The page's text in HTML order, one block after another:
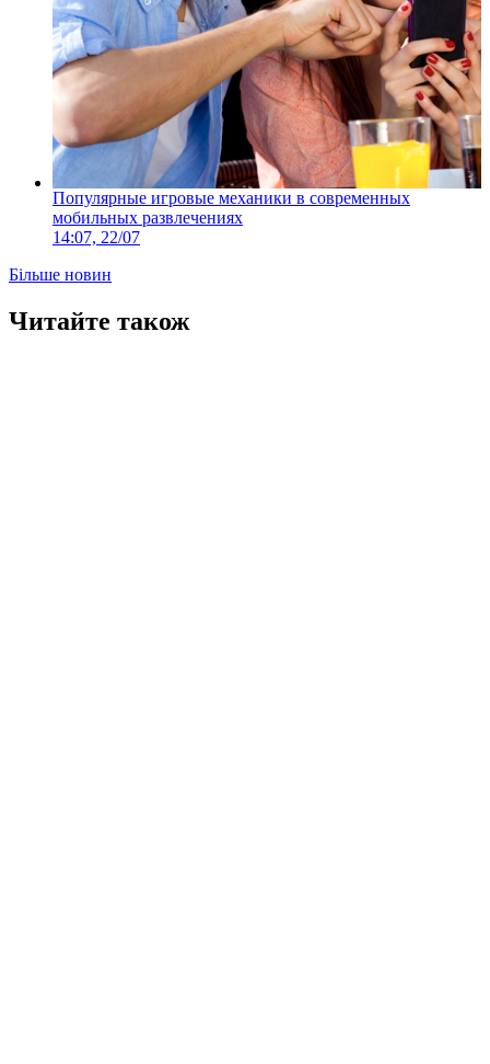
Популярные игровые механики в современных
мобильных развлечениях
14:07, 22/07
Більше новин
Читайте також